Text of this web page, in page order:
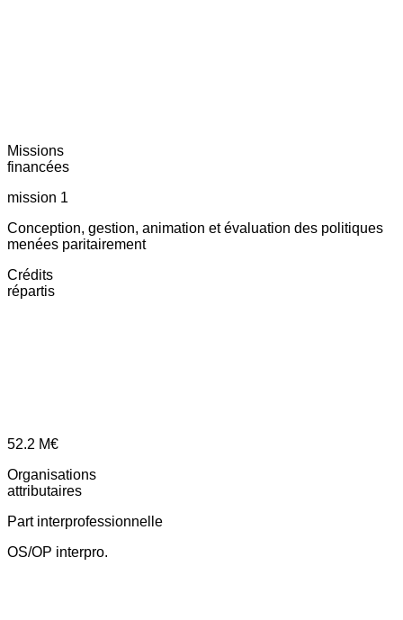
Missions
financées
mission 1
Conception, gestion, animation et évaluation des politiques
menées paritairement
Crédits
répartis
52.2 M€
Organisations
attributaires
Part interprofessionnelle
OS/OP interpro.